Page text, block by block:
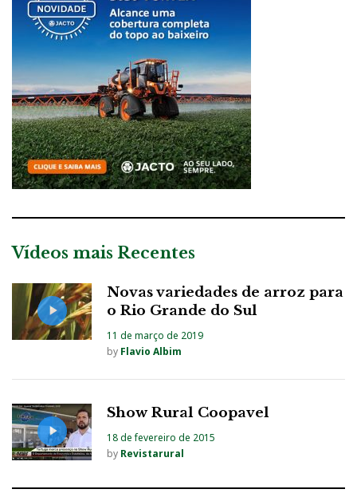
Vídeos mais Recentes
Novas variedades de arroz para
o Rio Grande do Sul
11 de março de 2019
by Flavio Albim
Show Rural Coopavel
18 de fevereiro de 2015
by Revistarural